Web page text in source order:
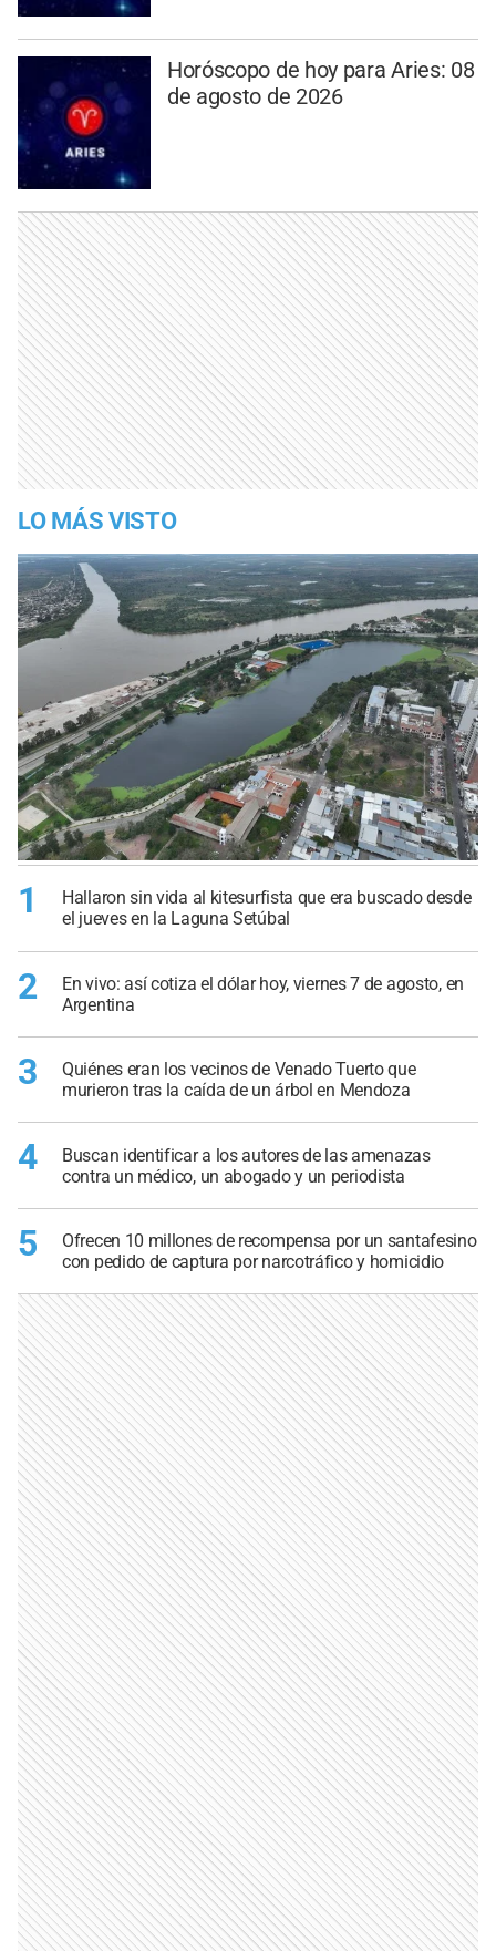
Horóscopo de hoy para Aries: 08
de agosto de 2026
LO MÁS VISTO
1
Hallaron sin vida al kitesurfista que era buscado desde
el jueves en la Laguna Setúbal
2
En vivo: así cotiza el dólar hoy, viernes 7 de agosto, en
Argentina
3
Quiénes eran los vecinos de Venado Tuerto que
murieron tras la caída de un árbol en Mendoza
4
Buscan identificar a los autores de las amenazas
contra un médico, un abogado y un periodista
5
Ofrecen 10 millones de recompensa por un santafesino
con pedido de captura por narcotráfico y homicidio